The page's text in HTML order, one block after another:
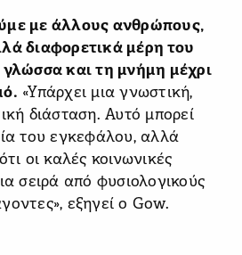
με άλλους ανθρώπους,
διαφορετικά μέρη του
και τη μνήμη μέχρι
«Υπάρχει μια γνωστική,
διάσταση. Αυτό μπορεί
του εγκεφάλου, αλλά
οι καλές κοινωνικές
σειρά από φυσιολογικούς
εξηγεί ο Gow.